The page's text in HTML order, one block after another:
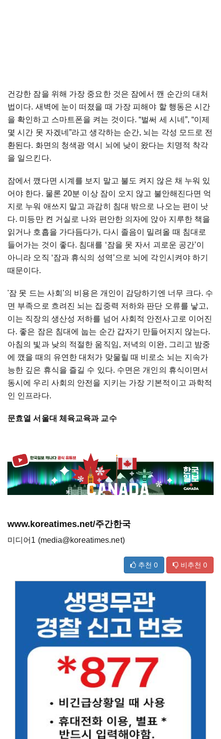
건강한 잠을 위해 가장 중요한 것은 잠에서 깬 순간의 대처
법이다. 새벽에 눈이 떠졌을 때 가장 피해야 할 행동은 시간
을 확인하고 스마트폰을 켜는 것이다. “벌써 세 시네”, “이제
몇 시간 못 자겠네”라고 생각하는 순간, 뇌는 각성 모드로 전
환된다. 화면의 청색광 역시 뇌에 낮이 왔다는 치명적 착각
을 일으킨다.
잠에서 깼다면 시계를 보지 말고 불도 켜지 않은 채 누워 있
어야 한다. 물론 20분 이상 잠이 오지 않고 불안해진다면 억
지로 누워 애쓰지 말고 과감히 침대 밖으로 나오는 편이 낫
다. 미등만 켠 거실로 나와 편안한 의자에 앉아 지루한 책을
읽거나 호흡을 가다듬다가, 다시 졸음이 밀려올 때 침대로
들어가는 것이 좋다. 침대를 ‘잠을 못 자서 괴로운 공간’이
아니라 오직 ‘잠과 휴식의 성역’으로 뇌에 각인시켜야 하기
때문이다.
'잠 못 드는 사회'의 비용은 개인이 감당하기엔 너무 크다. 수
면 부족으로 흐려진 뇌는 집중력 저하와 판단 오류를 낳고,
이는 직장의 생산성 저하를 넘어 사회적 안전사고로 이어진
다. 좋은 잠은 침대에 눕는 순간 갑자기 만들어지지 않는다.
아침의 빛과 낮의 적절한 움직임, 저녁의 이완, 그리고 밤중
에 깼을 때의 유연한 대처가 맞물릴 때 비로소 뇌는 지속가
능한 깊은 휴식을 즐길 수 있다. 수면은 개인의 휴식이면서
동시에 우리 사회의 안전을 지키는 가장 기본적이고 과학적
인 인프라다.
문효열 서울대 체육교육과 교수
www.koreatimes.net/주간한국
미디어1 (media@koreatimes.net)
추천 0 비추천 0